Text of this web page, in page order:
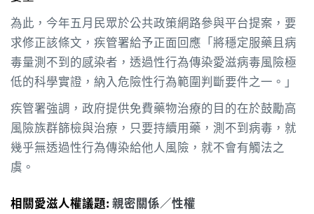
為此，今年五月民眾於公共政策網路參與平台提案，要
求修正該條文，疾管署給予正面回應「將穩定服藥且病
毒量測不到的感染者，透過性行為傳染愛滋病毒風險極
低的科學實證，納入危險性行為範圍判斷要件之一。」
疾管署強調，政府提供免費藥物治療的目的在於鼓勵高
風險族群篩檢與治療，只要持續用藥，測不到病毒，就
幾乎無透過性行為傳染給他人風險，就不會有觸法之
虞。
相關愛滋人權議題: 親密關係／性權